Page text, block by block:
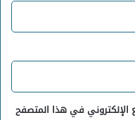
الإلكتروني في هذا المتصفح